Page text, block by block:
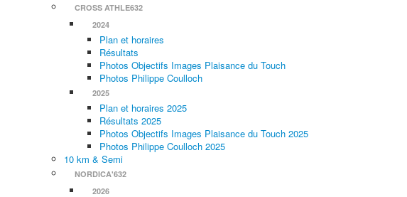
CROSS ATHLE632
2024
Plan et horaires
Résultats
Photos Objectifs Images Plaisance du Touch
Photos Philippe Coulloch
2025
Plan et horaires 2025
Résultats 2025
Photos Objectifs Images Plaisance du Touch 2025
Photos Philippe Coulloch 2025
10 km & Semi
NORDICA'632
2026